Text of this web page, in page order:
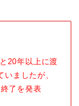
20年以上に渡
ましたが、
了を発表